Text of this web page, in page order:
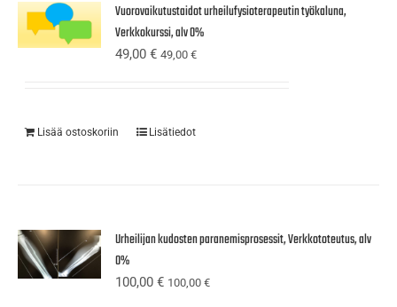
Vuorovaikutustaidot urheilufysioterapeutin työkaluna,
Verkkokurssi, alv 0%
49,00€ 49,00€
Lisää ostoskoriin Lisätiedot
Urheilijan kudosten paranemisprosessit, Verkkototeutus, alv
0%
100,00€ 100,00€